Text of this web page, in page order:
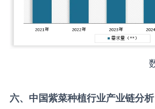
六、中国紫菜种植行业产业链分析